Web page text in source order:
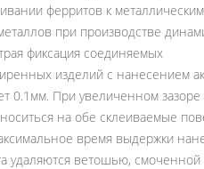
ферритов к металлическим
при производстве
фиксация соединяемых
изделий с нанесением
0.1мм. При увеличенном
на обе склеиваемые
время выдержки
удаляются ветошью, смоченной